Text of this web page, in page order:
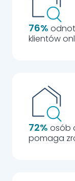
76%
klientów
72% osób
pomaga